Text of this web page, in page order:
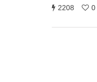
2208 0